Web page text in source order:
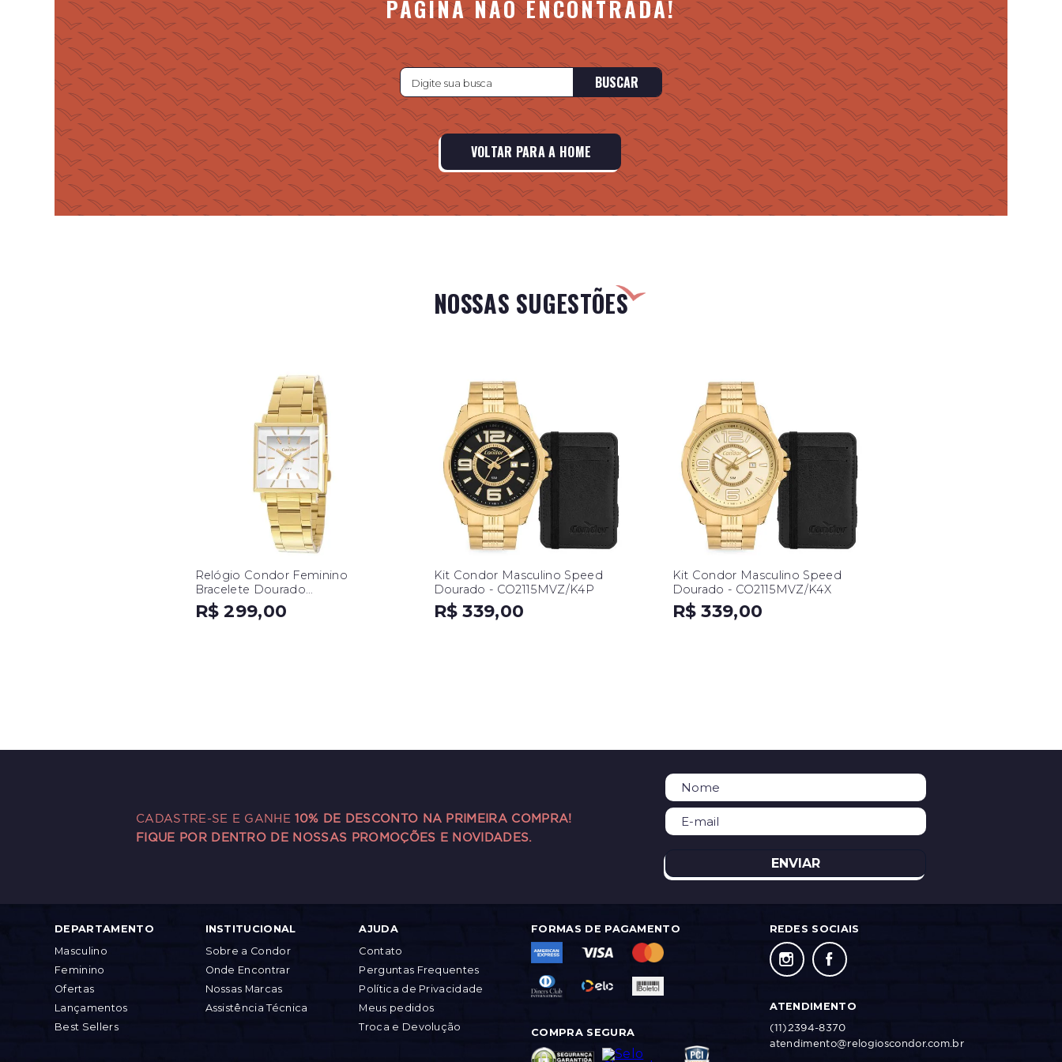
PÁGINA NÃO ENCONTRADA!
BUSCAR
VOLTAR PARA A HOME
NOSSAS SUGESTÕES
Relógio Condor Feminino
Bracelete Dourado
CO2035EXM/K4B
R$ 299,00
Kit Condor Masculino Speed
Dourado - CO2115MVZ/K4P
R$ 339,00
Kit Condor Masculino Speed
Dourado - CO2115MVZ/K4X
R$ 339,00
CADASTRE-SE E GANHE10% DE DESCONTO NA PRIMEIRA COMPRA!
FIQUE POR DENTRO DE NOSSAS PROMOÇÕES E NOVIDADES.
ENVIAR
DEPARTAMENTO
Masculino
Feminino
Ofertas
Lançamentos
Best Sellers
INSTITUCIONAL
Sobre a Condor
Onde Encontrar
Nossas Marcas
Assistência Técnica
AJUDA
Contato
Perguntas Frequentes
Política de Privacidade
Meus pedidos
Troca e Devolução
FORMAS DE PAGAMENTO
COMPRA SEGURA
REDES SOCIAIS
ATENDIMENTO
(11)2394-8370
atendimento@relogioscondor.com.br